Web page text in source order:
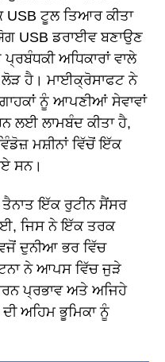
USB ਟੂਲ ਤਿਆਰ ਕੀਤਾ
USB ਡਰਾਈਵ ਬਣਾਉਣ
ਅਧਿਕਾਰਾਂ ਵਾਲੇ
ਲੋੜ ਹੈ। ਮਾਈਕ੍ਰੋਸਾਫਟ ਨੇ
ਨੂੰ ਆਪਣੀਆਂ ਸੇਵਾਵਾਂ
ਲਈ ਲਾਮਬੰਦ ਕੀਤਾ ਹੈ,
ਮਸ਼ੀਨਾਂ ਵਿੱਚੋਂ ਇੱਕ
ਸਨ।
ਇੱਕ ਰੁਟੀਨ ਸੈਂਸਰ
ਜਿਸ ਨੇ ਇੱਕ ਤਰਕ
ਦੁਨੀਆ ਭਰ ਵਿੱਚ
ਨੇ ਆਪਸ ਵਿੱਚ ਜੁੜੇ
ਪ੍ਰਭਾਵ ਅਤੇ ਅਜਿਹੇ
ਅਹਿਮ ਭੂਮਿਕਾ ਨੂੰ